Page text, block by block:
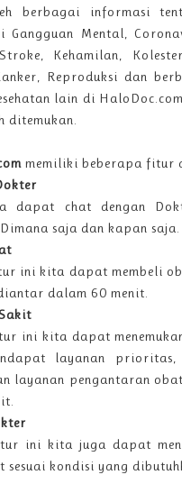
berbagai informasi
Gangguan Mental,
Kehamilan,
Reproduksi dan
lain di
ditemukan.
memiliki beberapa fitur
dapat chat dengan
saja dan kapan saja.
ini kita dapat membeli
dalam 60 menit.
ini kita dapat
layanan prioritas,
layanan pengantaran
ini kita juga dapat
sesuai kondisi yang